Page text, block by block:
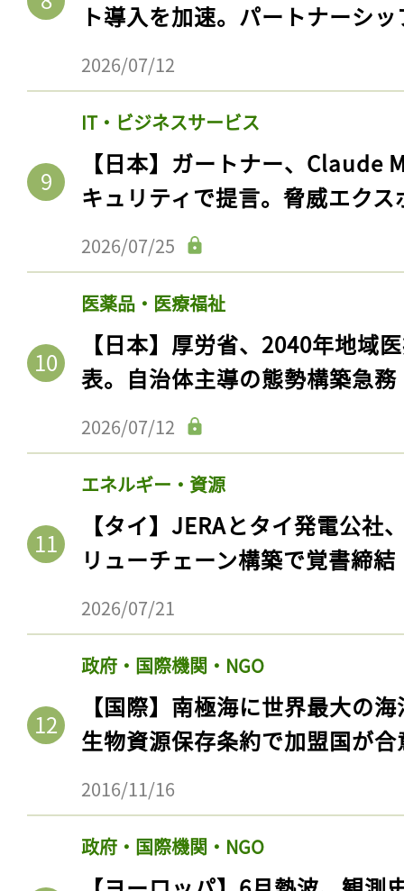
ト導入を加速。パートナーシ
2026/07/12
IT・ビジネスサービス
【日本】ガートナー、Claude
キュリティで提言。脅威エク
2026/07/25
医薬品・医療福祉
【日本】厚労省、2040年地域
表。自治体主導の態勢構築急務
2026/07/12
エネルギー・資源
【タイ】JERAとタイ発電公社
リューチェーン構築で覚書締結
2026/07/21
政府・国際機関・NGO
【国際】南極海に世界最大の
生物資源保存条約で加盟国が合
2016/11/16
政府・国際機関・NGO